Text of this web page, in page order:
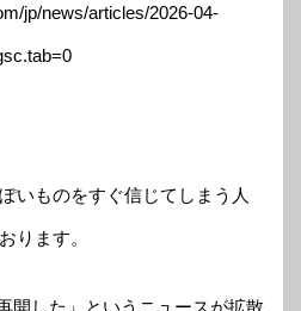
jp/news/articles/2026-04-
いものをすぐ信じてしまう人
ります。
開した」というニュースが拡散